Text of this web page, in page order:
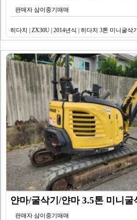
판매자 삼이중기매매
히다치 | ZX30U | 2014년식 | 히다치 3톤 미니굴삭기
판매자 삼이중기매매